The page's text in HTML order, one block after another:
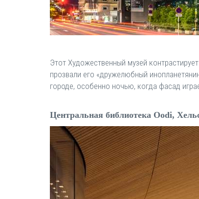
Этот Художественный музей
прозвали его «дружелюбный
городе, особенно ночью, когда фасад
Центральная библиотека Oodi,